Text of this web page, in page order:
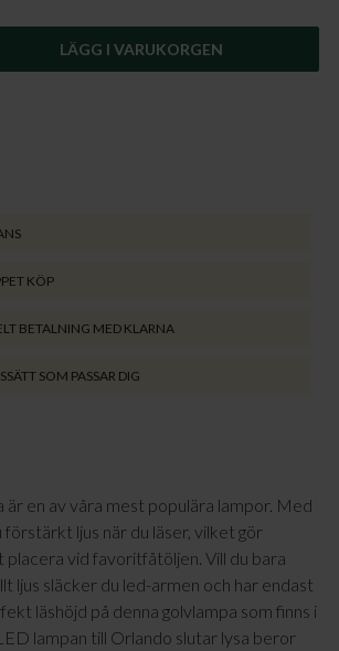
LÄGG I VARUKORGEN
KÖP
BETALNING MED KLARNA
SOM PASSAR DIG
är en av våra mest populära lampor. Med
förstärkt ljus när du läser, vilket gör
placera vid favoritfåtöljen. Vill du bara
ljus släcker du led-armen och har endast
läshöjd på denna golvlampa som finns i
lampan till Orlando slutar lysa beror